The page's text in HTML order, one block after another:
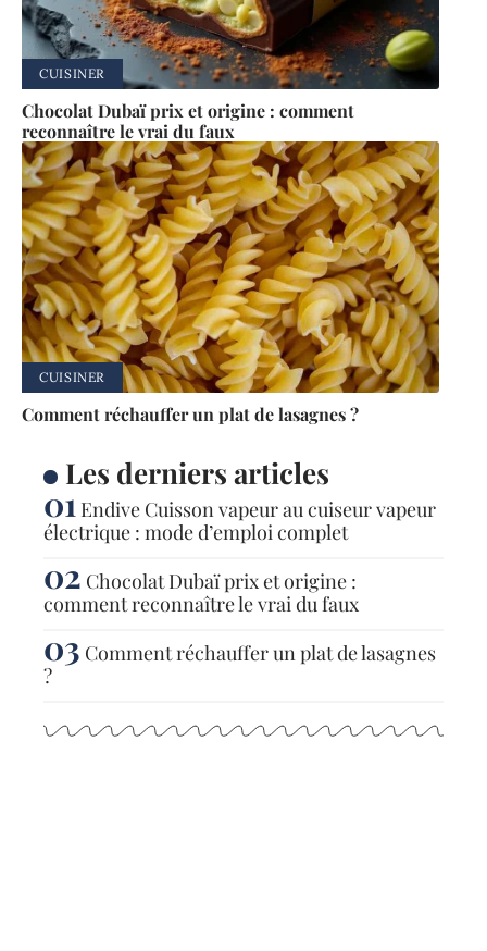
CUISINER
Chocolat Dubaï prix et origine : comment
reconnaître le vrai du faux
CUISINER
Comment réchauffer un plat de lasagnes ?
Les derniers articles
Endive Cuisson vapeur au cuiseur vapeur
électrique : mode d’emploi complet
Chocolat Dubaï prix et origine :
comment reconnaître le vrai du faux
Comment réchauffer un plat de lasagnes
?